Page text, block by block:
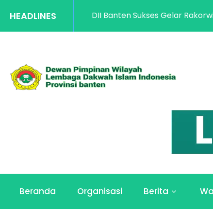
HEADLINES
LDII Banten Sukses Gelar Rakorwil Penguatan
Beranda Organisasi Berita